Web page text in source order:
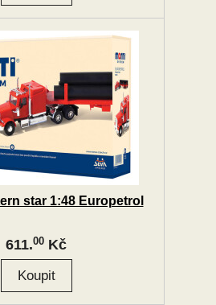
star 1:48 Europetrol
611.00 Kč